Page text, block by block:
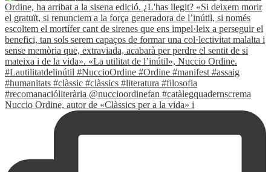
Nuccio Ordine, autor de «Clàssics per a la vida» i